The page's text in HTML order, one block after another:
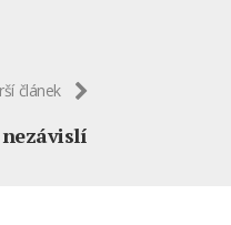
článek